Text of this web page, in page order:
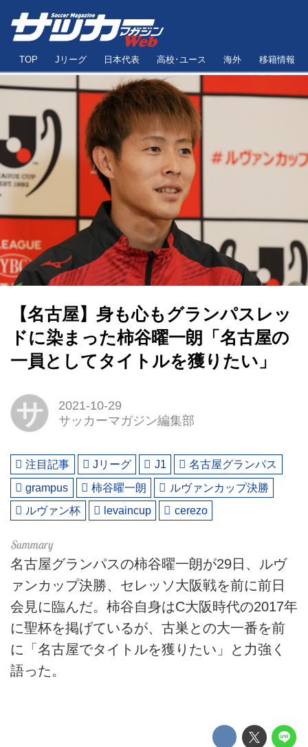
TOP Jリーグ 日本代表 高校･ユース 海外 移籍情報
【名古屋】身も心もグランパスレッ
ドに染まった柿谷曜一朗「名古屋の
一員としてタイトルを獲りたい」
サ
2021-10-29
サッカーマガジン編集部
注目記事 Jリーグ J1
名古屋グランパス
grampus
柿谷曜一朗
ルヴァンカップ決勝
ルヴァン杯
levaincup cerezo
名古屋グランパスの柿谷曜一朗が29日、ルヴ
ァンカップ決勝、セレッソ大阪戦を前に前日
会見に臨んだ。柿谷自身はC大阪時代の2017年
に聖杯を掲げているが、古巣との大一番を前
に「名古屋でタイトルを獲りたい」と力強く
語った。